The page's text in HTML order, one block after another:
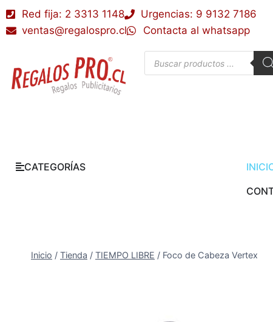
Red fija: 2 3313 1148
Urgencias: 9 9132 7186
ventas@regalospro.cl
Contacta al whatsapp
CATEGORÍAS
Inicio / Tienda / TIEMPO LIBRE / Foco de Cabeza Vertex